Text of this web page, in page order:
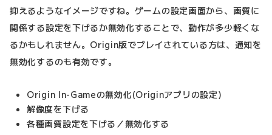
抑えるようなイメージですね。ゲームの設定画面から、画質に
関係する設定を下げるか無効化することで、動作が多少軽くな
るかもしれません。Origin版でプレイされている方は、通知を
無効化するのも有効です。
Origin In-Gameの無効化(Originアプリの設定)
解像度を下げる
各種画質設定を下げる／無効化する